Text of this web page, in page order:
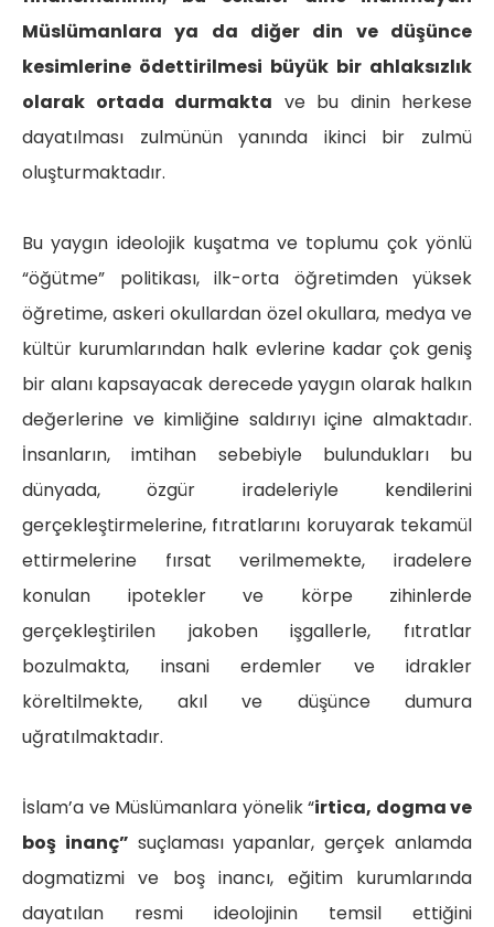
Müslümanlara ya da diğer din ve düşünce
kesimlerine ödettirilmesi büyük bir ahlaksızlık
olarak ortada durmakta ve bu dinin herkese
dayatılması zulmünün yanında ikinci bir zulmü
oluşturmaktadır.
Bu yaygın ideolojik kuşatma ve toplumu çok yönlü
“öğütme” politikası, ilk-orta öğretimden yüksek
öğretime, askeri okullardan özel okullara, medya ve
kültür kurumlarından halk evlerine kadar çok geniş
bir alanı kapsayacak derecede yaygın olarak halkın
değerlerine ve kimliğine saldırıyı içine almaktadır.
İnsanların, imtihan sebebiyle bulundukları bu
dünyada, özgür iradeleriyle kendilerini
gerçekleştirmelerine, fıtratlarını koruyarak tekamül
ettirmelerine fırsat verilmemekte, iradelere
konulan ipotekler ve körpe zihinlerde
gerçekleştirilen jakoben işgallerle, fıtratlar
bozulmakta, insani erdemler ve idrakler
köreltilmekte, akıl ve düşünce dumura
uğratılmaktadır.
İslam’a ve Müslümanlara yönelik “irtica, dogma ve
boş inanç” suçlaması yapanlar, gerçek anlamda
dogmatizmi ve boş inancı, eğitim kurumlarında
dayatılan resmi ideolojinin temsil ettiğini